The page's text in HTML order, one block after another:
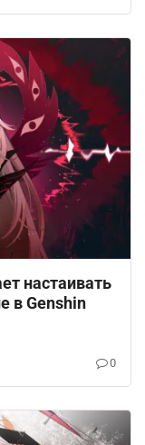
настаивать
в Genshin
0